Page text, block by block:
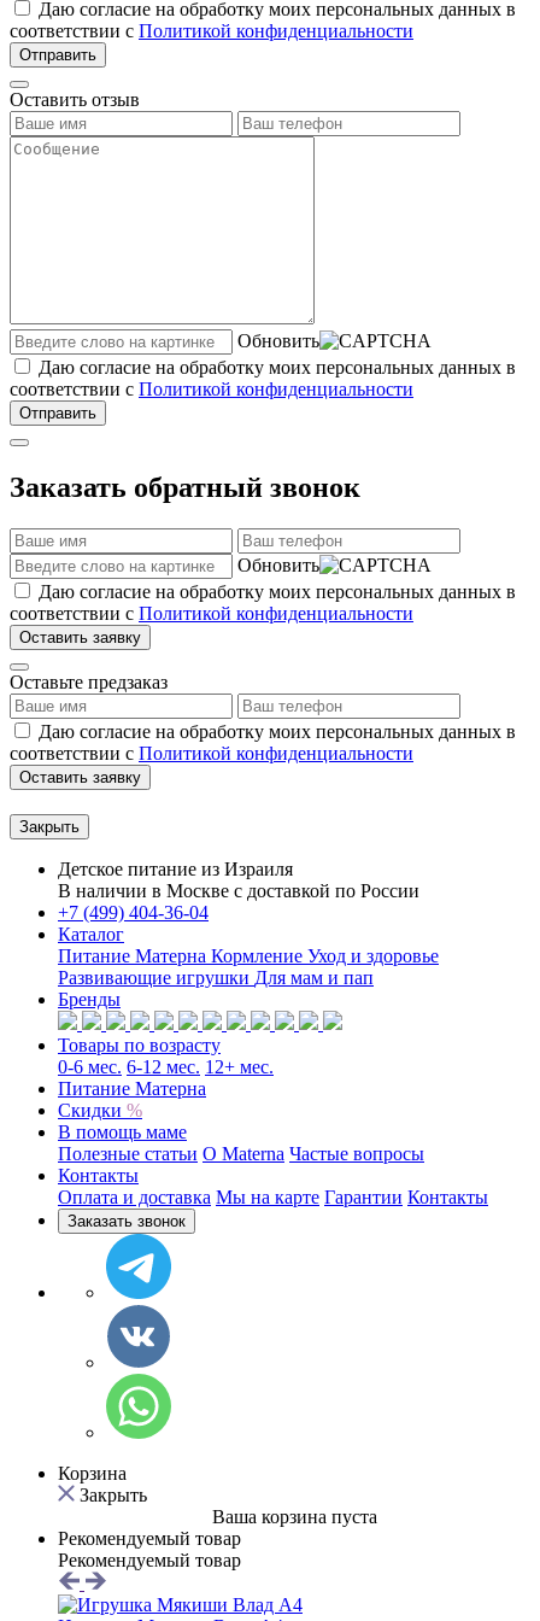
Даю согласие на обработку моих персональных данных в
соответствии с Политикой конфиденциальности
Отправить
Оставить отзыв
Обновить
Даю согласие на обработку моих персональных данных в
соответствии с Политикой конфиденциальности
Отправить
Заказать обратный звонок
Обновить
Даю согласие на обработку моих персональных данных в
соответствии с Политикой конфиденциальности
Оставить заявку
Оставьте предзаказ
Даю согласие на обработку моих персональных данных в
соответствии с Политикой конфиденциальности
Оставить заявку
Закрыть
Детское питание из Израиля
В наличии в Москве с доставкой по России
+7 (499) 404-36-04
Каталог
Питание Матерна Кормление Уход и здоровье
Развивающие игрушки Для мам и пап
Бренды
Товары по возрасту
0-6 мес. 6-12 мес. 12+ мес.
Питание Матерна
Скидки %
В помощь маме
Полезные статьи O Materna Частые вопросы
Контакты
Оплата и доставка Мы на карте Гарантии Контакты
Заказать звонок
Корзина
Закрыть
Ваша корзина пуста
Рекомендуемый товар
Рекомендуемый товар